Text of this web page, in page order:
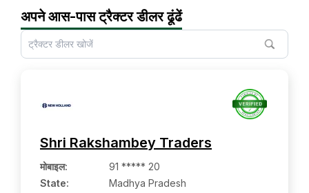
अपने आस-पास ट्रैक्टर डीलर ढूंढें
Shri Rakshambey Traders
मोबाइल:
91 ***** 20
State:
Madhya Pradesh